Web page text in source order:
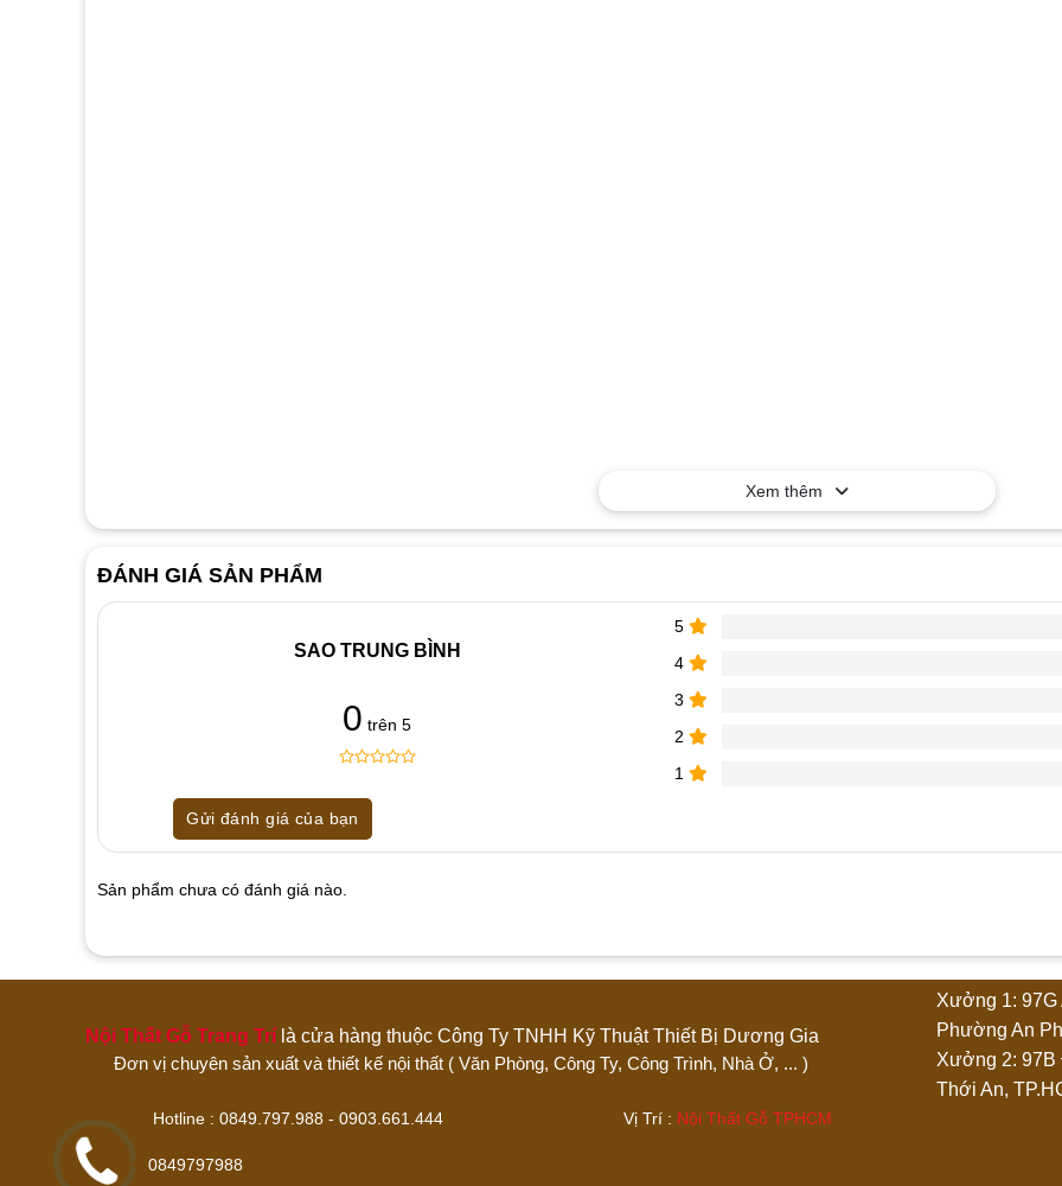
Xem thêm
ĐÁNH GIÁ SẢN PHẨM
SAO TRUNG BÌNH
0 trên 5
out
of
based
ratings
5
4
3
2
1
Gửi đánh giá của bạn
Sản phẩm chưa có đánh giá nào.
Hãy là người đánh giá đầu tiên cho sản phẩm “Tủ quần áo 3 cánh 1m6 x 2m TQA135”
Đánh giá của bạn
Nội Thất Gỗ Trang Trílà cửa hàng thuộc Công Ty TNHH Kỹ Thuật Thiết Bị Dương Gia
Đơn vị chuyên sản xuất và thiết kế nội thất ( Văn Phòng, Công Ty, Công Trình, Nhà Ở, ... )
Hotline : 0849.797.988 - 0903.661.444 Vị Trí : Nội Thất Gỗ TPHCM
Xưởng 1:
Phường An
Xưởng 2:
Thới An,
0849797988